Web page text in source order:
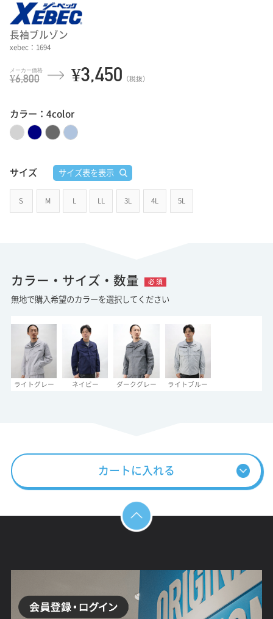
長袖ブルゾン
xebec：1694
¥6,800 ¥3,450 （税抜）
カラー：4color
サイズ サイズ表を表示
S M L LL 3L 4L 5L
カラー・サイズ・数量 必 須
無地で購入希望のカラーを選択してください
ライトグレー ネイビー ダークグレー ライトブルー
カートに入れる